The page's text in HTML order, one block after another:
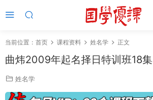
当前位置： 首页 课程资料 姓名学 正文
曲炜2009年起名择日特训班18集
姓名学